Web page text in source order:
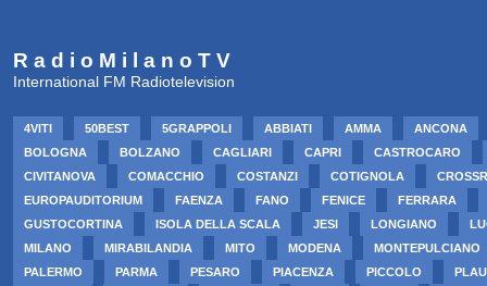
R a d i o M i l a n o T V
International FM Radiotelevision
4VITI 50BEST 5GRAPPOLI ABBIATI AMMA
ANCONA
BOLOGNA
BOLZANO CAGLIARI CAPRI
CASTROCARO
CIVITANOVA
COMACCHIO COSTANZI COTIGNOLA
EUROPAUDITORIUM
FAENZA FANO FENICE
FERRARA
GUSTOCORTINA
ISOLA DELLA SCALA JESI LONGIANO
MILANO
MIRABILANDIA MITO MODENA
MONTEPULCIANO
PALERMO
PARMA PESARO PIACENZA PICCOLO